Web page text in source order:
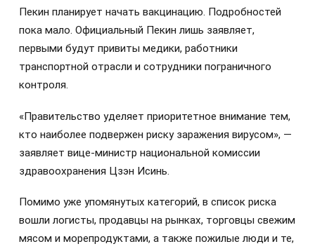
Пекин планирует начать вакцинацию. Подробностей
пока мало. Официальный Пекин лишь заявляет,
первыми будут привиты медики, работники
транспортной отрасли и сотрудники пограничного
контроля.
«Правительство уделяет приоритетное внимание тем,
кто наиболее подвержен риску заражения вирусом», —
заявляет вице-министр национальной комиссии
здравоохранения Цзэн Исинь.
Помимо уже упомянутых категорий, в список риска
вошли логисты, продавцы на рынках, торговцы свежим
мясом и морепродуктами, а также пожилые люди и те,